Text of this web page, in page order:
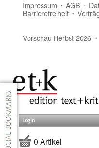
Impressum AGB
Barrierefreiheit
Vorschau Herbst 2026
Login
0 Artikel